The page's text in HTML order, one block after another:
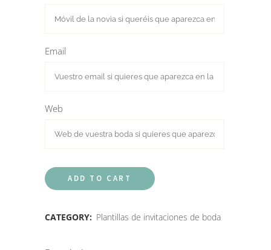
Email
Web
ADD TO CART
CATEGORY: Plantillas de invitaciones de boda